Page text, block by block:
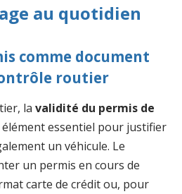
au quotidien
comme document
routier
la validité du permis de
essentiel pour justifier
un véhicule. Le
un permis en cours de
carte de crédit ou, pour